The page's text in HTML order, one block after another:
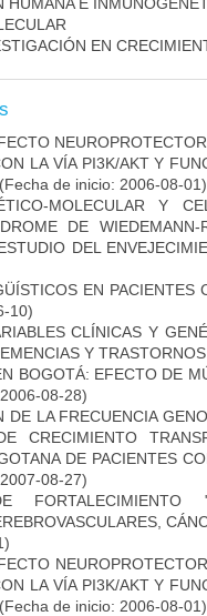
EN
LA VÍA PI3K/AKT Y
(Fecha de inicio: 2006-08-01)
MOLECULAR Y
DE
DEL
EN PACIENTES
10)
CLÍNICAS Y
Y
BOGOTÁ: EFECTO DE
08-28)
DE LA FRECUENCIA
CRECIMIENTO
DE PACIENTES
08-27)
FORTALECIMIENTO
LA VÍA PI3K/AKT Y
(Fecha de inicio: 2006-08-01)